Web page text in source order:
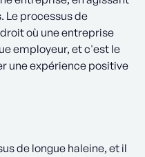
Le processus de
où une entreprise
employeur, et c'est le
une expérience positive
de longue haleine, et il